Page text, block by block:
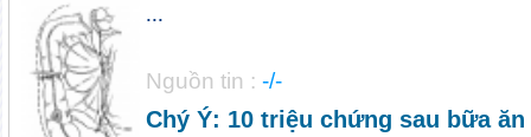
...
Nguồn tin : -/-
Chý Ý: 10 triệu chứng sau bữa